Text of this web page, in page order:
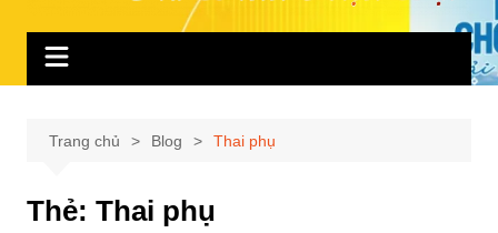
Trang chủ Blog Thai phụ
Thẻ: Thai phụ